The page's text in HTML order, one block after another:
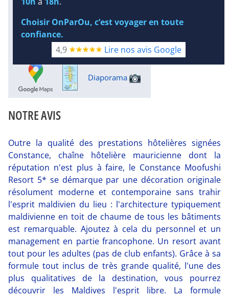
Plongée sous-marine :
Détails
Excursions :
Diaporama
NOTRE AVIS
Outre la qualité des prestations hôtelières signées
Constance, chaîne hôtelière mauricienne dont la
réputation n'est plus à faire, le Constance Moofushi
Resort 5* se démarque par une décoration originale
résolument moderne et contemporaine sans trahir
l'esprit maldivien du lieu : l'architecture typiquement
maldivienne en toit de chaume de tous les bâtiments
est remarquable. Ajoutez à cela du personnel et un
management en partie francophone. Un resort avant
tout pour les adultes (pas de club enfants). Grâce à sa
formule tout inclus de très grande qualité, l'une des
plus qualitatives de la destination, vous pourrez
découvrir les Maldives l'esprit libre. La formule
Choisir OnParOu, c’est voyager en toute
confiance.
4,9
Lire nos avis Google